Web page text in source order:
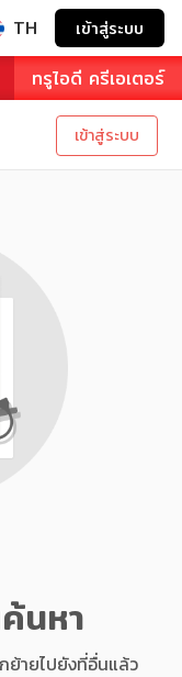
TH เข้าสู่ระบบ
ทรูไอดี ครีเอเตอร์
เข้าสู่ระบบ
นหา
ายไปยังที่อื่นแล้ว